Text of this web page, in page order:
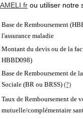
AMELI.fr ou utiliser notre
Base de Remboursement
l'assurance maladie
Montant du devis ou de la
HBBD098)
Base de Remboursement de
Sociale (BR ou BRSS) (?)
Taux de Remboursement de
mutuelle/complémentaire